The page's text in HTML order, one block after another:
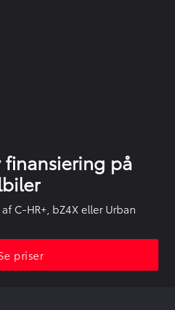
finansiering på
C-HR+, bZ4X eller Urban
priser